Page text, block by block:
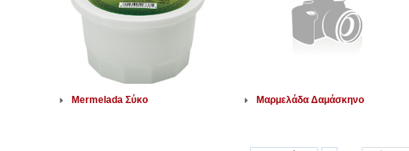
Mermelada Σύκο Μαρμελάδα Δαμάσκηνο